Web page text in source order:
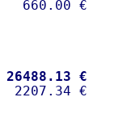
26488.13 €